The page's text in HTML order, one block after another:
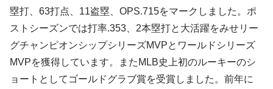
塁打、63打点、11盗塁、OPS.715をマークしました。ポ
ストシーズンでは打率.353、2本塁打と大活躍をみせリー
グチャンピオンシップシリーズMVPとワールドシリーズ
MVPを獲得しています。またMLB史上初のルーキーのシ
ョートとしてゴールドグラブ賞を受賞しました。前年に